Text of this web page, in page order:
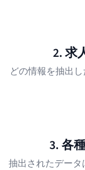
2. 求
どの情報を抽出
3. 各
抽出されたデータ